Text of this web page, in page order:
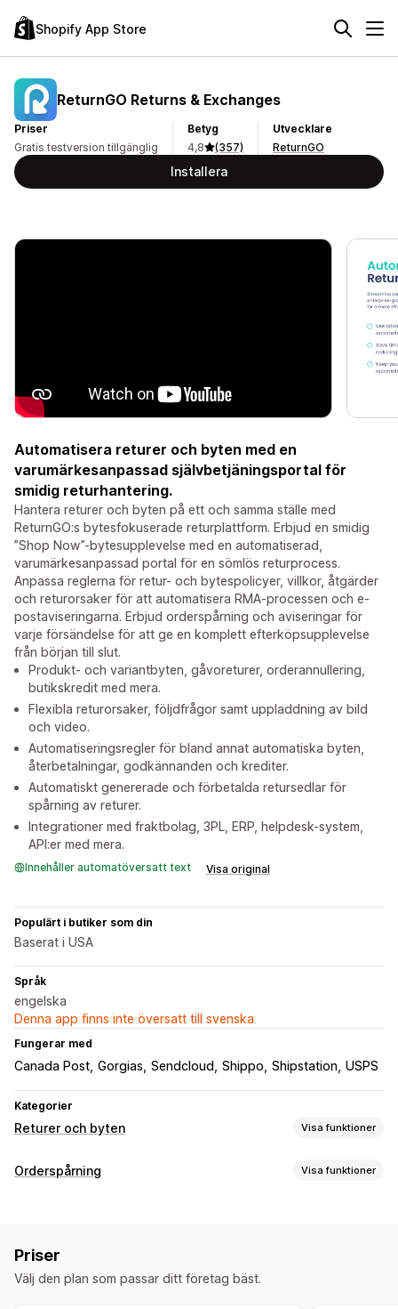
Shopify App Store
ReturnGO Returns & Exchanges
Priser
Gratis testversion tillgänglig
Betyg
4,8
(357)
Utvecklare
ReturnGO
Installera
Automatisera returer och byten med en
varumärkesanpassad självbetjäningsportal för
smidig returhantering.
Hantera returer och byten på ett och samma ställe med
ReturnGO:s bytesfokuserade returplattform. Erbjud en smidig
”Shop Now”-bytesupplevelse med en automatiserad,
varumärkesanpassad portal för en sömlös returprocess.
Anpassa reglerna för retur- och bytespolicyer, villkor, åtgärder
och returorsaker för att automatisera RMA-processen och e-
postaviseringarna. Erbjud orderspårning och aviseringar för
varje försändelse för att ge en komplett efterköpsupplevelse
från början till slut.
Produkt- och variantbyten, gåvoreturer, orderannullering,
butikskredit med mera.
Flexibla returorsaker, följdfrågor samt uppladdning av bild
och video.
Automatiseringsregler för bland annat automatiska byten,
återbetalningar, godkännanden och krediter.
Automatiskt genererade och förbetalda retursedlar för
spårning av returer.
Integrationer med fraktbolag, 3PL, ERP, helpdesk-system,
API:er med mera.
Innehåller automatöversatt text Visa original
Populärt i butiker som din
Baserat i USA
Språk
engelska
Denna app finns inte översatt till svenska
Fungerar med
Canada Post Gorgias Sendcloud Shippo Shipstation USPS
Kategorier
Returer och byten Visa funktioner
Returalternativ
Rabattkoder
Orderspårning Visa funktioner
Spårning i realtid
Beräknat leveransdatum Global spårning
Priser
Välj den plan som passar ditt företag bäst.